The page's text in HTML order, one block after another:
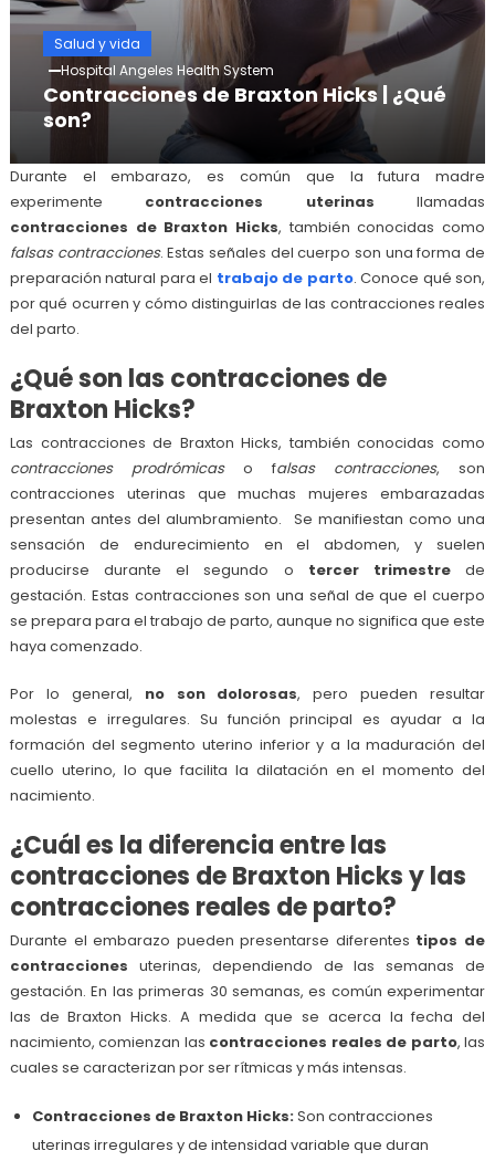
Salud y vida
Hospital Angeles Health System
Contracciones de Braxton Hicks | ¿Qué
son?
Durante el embarazo, es común que la futura madre
experimente contracciones uterinas llamadas
contracciones de Braxton Hicks, también conocidas como
falsas contracciones. Estas señales del cuerpo son una forma de
preparación natural para el trabajo de parto. Conoce qué son,
por qué ocurren y cómo distinguirlas de las contracciones reales
del parto.
¿Qué son las contracciones de
Braxton Hicks?
Las contracciones de Braxton Hicks, también conocidas como
contracciones prodrómicaso falsas contracciones, son
contracciones uterinas que muchas mujeres embarazadas
presentan antes del alumbramiento. Se manifiestan como una
sensación de endurecimiento en el abdomen, y suelen
producirse durante el segundo o tercer trimestrede
gestación. Estas contracciones son una señal de que el cuerpo
se prepara para el trabajo de parto, aunque no significa que este
haya comenzado.
Por lo general, no son dolorosas, pero pueden resultar
molestas e irregulares. Su función principal es ayudar a la
formación del segmento uterino inferior y a la maduración del
cuello uterino, lo que facilita la dilatación en el momento del
nacimiento.
¿Cuál es la diferencia entre las
contracciones de Braxton Hicks y las
contracciones reales de parto?
Durante el embarazo pueden presentarse diferentes tipos de
contracciones uterinas, dependiendo de las semanas de
gestación. En las primeras 30 semanas, es común experimentar
las de Braxton Hicks. A medida que se acerca la fecha del
nacimiento, comienzan las contracciones reales de parto, las
cuales se caracterizan por ser rítmicas y más intensas.
Contracciones de Braxton Hicks:Son contracciones
uterinas irregulares y de intensidad variable que duran